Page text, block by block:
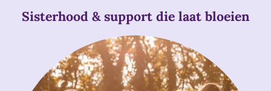
Sisterhood & support die laat bloeien